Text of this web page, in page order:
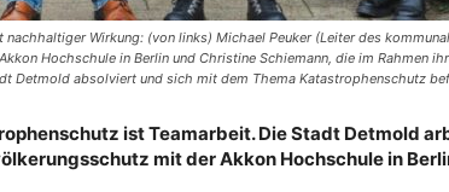
Wirkung: (von links) Michael Peuker (Leiter des
Hochschule in Berlin und Christine Schiemann, die im Rahmen
Detmold absolviert und sich mit dem Thema Katastrophenschutz
ist Teamarbeit. Die Stadt Detmold
mit der Akkon Hochschule in